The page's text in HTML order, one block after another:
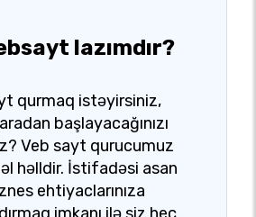
lazımdır?
qurmaq istəyirsiniz,
başlayacağınızı
Veb sayt qurucumuz
həlldir. İstifadəsi asan
ehtiyaclarınıza
imkanı ilə siz heç